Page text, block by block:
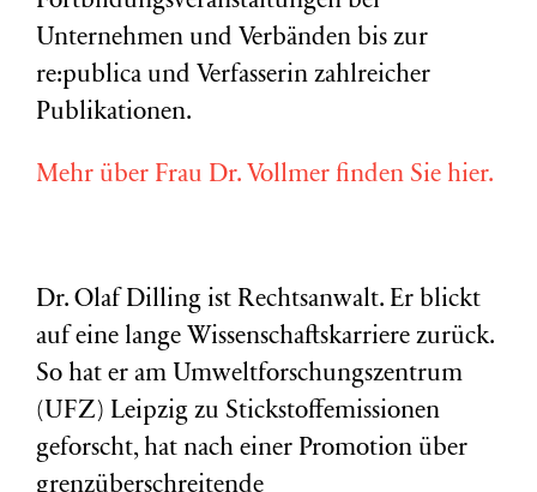
Unternehmen und Verbänden bis zur
re:publica und Verfasserin zahlreicher
Publikationen.
Mehr über Frau Dr. Vollmer finden Sie hier.
Dr. Olaf Dilling ist Rechtsanwalt. Er blickt
auf eine lange Wissenschaftskarriere zurück.
So hat er am Umweltforschungszentrum
(UFZ) Leipzig zu Stickstoffemissionen
geforscht, hat nach einer Promotion über